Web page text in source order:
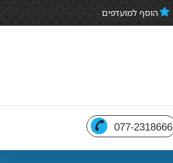
הוסף למועדפים
077-2318666